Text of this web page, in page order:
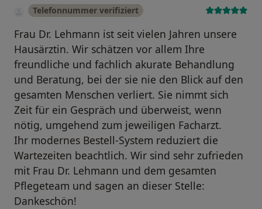
Telefonnummer verifiziert
Frau Dr. Lehmann ist seit vielen Jahren unsere
Hausärztin. Wir schätzen vor allem Ihre
freundliche und fachlich akurate Behandlung
und Beratung, bei der sie nie den Blick auf den
gesamten Menschen verliert. Sie nimmt sich
Zeit für ein Gespräch und überweist, wenn
nötig, umgehend zum jeweiligen Facharzt.
Ihr modernes Bestell-System reduziert die
Wartezeiten beachtlich. Wir sind sehr zufrieden
mit Frau Dr. Lehmann und dem gesamten
Pflegeteam und sagen an dieser Stelle:
Dankeschön!